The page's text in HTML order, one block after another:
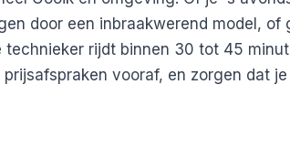
door een inbraakwerend model, of
technieker rijdt binnen 30 tot 45
vooraf, en zorgen dat